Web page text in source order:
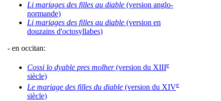
Li mariages des filles au diable (version anglo-
normande)
Li mariages des filles au diable (version en
douzains d'octosyllabes)
- en occitan:
Cossi lo dyable pres molher(version du XIIIe
siècle)
Le mariage des filles du diable (version du XIVe
siècle)